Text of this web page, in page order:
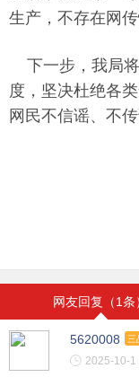
生产，不存在网传
下一步，我局将
度，坚决杜绝各
网民不信谣、不
网友回复（1条
5620008 三
2025-10-1